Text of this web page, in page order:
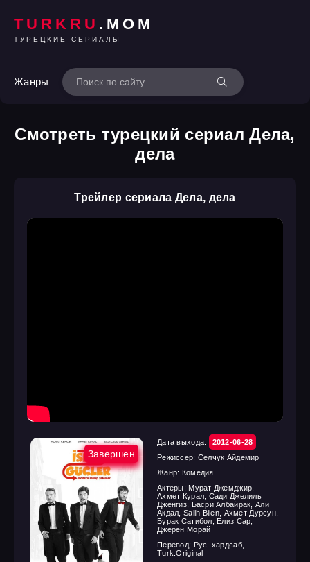
TURKRU .MOM
ТУРЕЦКИЕ СЕРИАЛЫ
Жанры
Смотреть турецкий сериал Дела,
дела
Трейлер сериала Дела, дела
Завершен
Дата выхода:
2012-06-28
Режиссер: Селчук Айдемир
Жанр: Комедия
Актеры: Мурат Джемджир,
Ахмет Курал, Сади Джелиль
Дженгиз, Басри Албайрак, Али
Акдал, Salih Bilen, Ахмет Дурсун,
Бурак Сатибол, Елиз Сар,
Джерен Морай
Перевод: Рус. хардсаб,
Turk.Original